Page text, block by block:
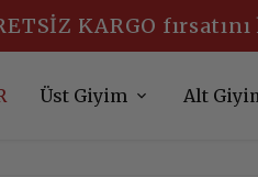
KARGO fırsatını
Üst Giyim Alt